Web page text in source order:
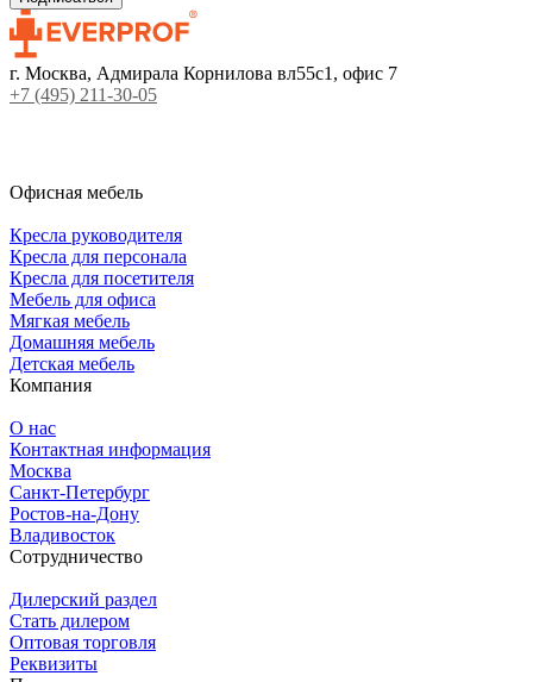
г. Москва, Адмирала Корнилова вл55с1, офис 7
+7 (495) 211-30-05
Офисная мебель
Кресла руководителя
Кресла для персонала
Кресла для посетителя
Мебель для офиса
Мягкая мебель
Домашняя мебель
Детская мебель
Компания
О нас
Контактная информация
Москва
Санкт-Петербург
Ростов-на-Дону
Владивосток
Сотрудничество
Дилерский раздел
Стать дилером
Оптовая торговля
Реквизиты